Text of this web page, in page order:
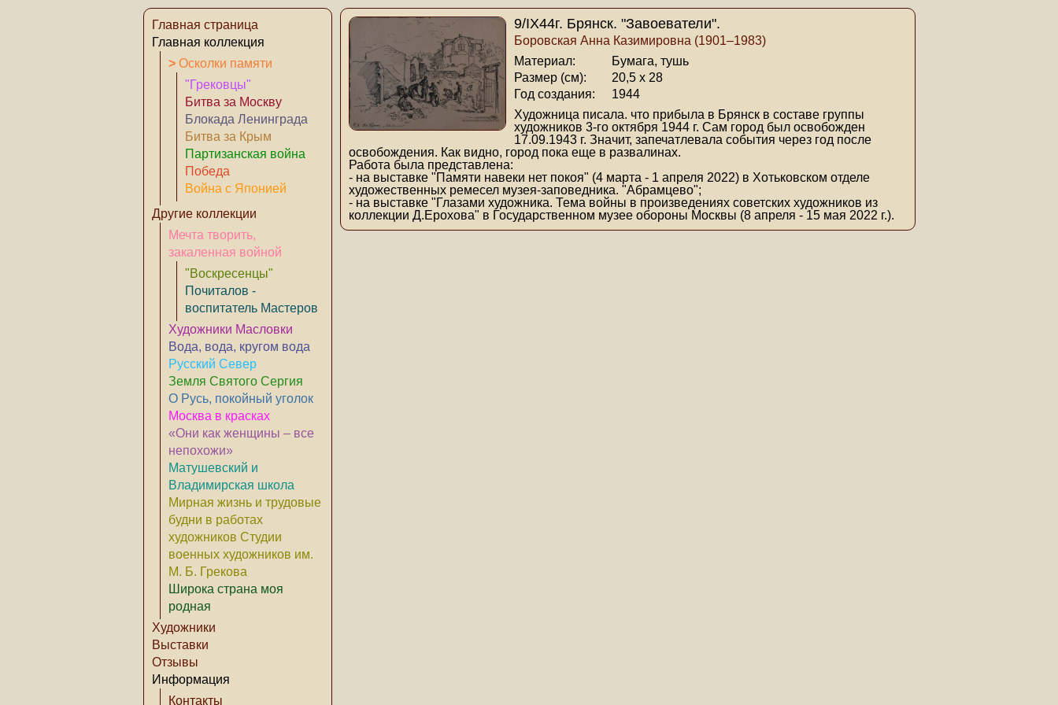
Главная страница
Главная коллекция
> Осколки памяти
"Грековцы"
Битва за Москву
Блокада Ленинграда
Битва за Крым
Партизанская война
Победа
Война с Японией
Другие коллекции
Мечта творить,
закаленная войной
"Воскресенцы"
Почиталов -
воспитатель Мастеров
Художники Масловки
Вода, вода, кругом вода
Русский Север
Земля Святого Сергия
О Русь, покойный уголок
Москва в красках
«Они как женщины – все
непохожи»
Матушевский и
Владимирская школа
Мирная жизнь и трудовые
будни в работах
художников Студии
военных художников им.
М. Б. Грекова
Широка страна моя
родная
Художники
Выставки
Отзывы
Информация
Контакты
9/IX44г. Брянск. "Завоеватели".
Боровская Анна Казимировна (1901–1983)
Материал:
Бумага, тушь
Размер (см):
20,5 х 28
Год создания:
1944
Художница писала. что прибыла в Брянск в составе группы
художников 3-го октября 1944 г. Сам город был освобожден
17.09.1943 г. Значит, запечатлевала события через год после
освобождения. Как видно, город пока еще в развалинах.
Работа была представлена:
- на выставке "Памяти навеки нет покоя" (4 марта - 1 апреля 2022) в Хотьковском отделе
художественных ремесел музея-заповедника. "Абрамцево";
- на выставке "Глазами художника. Тема войны в произведениях советских художников из
коллекции Д.Ерохова" в Государственном музее обороны Москвы (8 апреля - 15 мая 2022 г.).